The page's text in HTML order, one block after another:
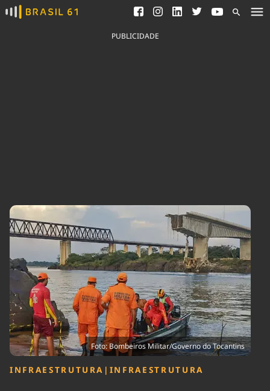
Ver todas as notícias
Saneamento
Indicadores
Agronegócios
Brasil
Ciência &
Tecnologia
Cinema
Comportamento
Cultura
Economia
Educação
Infraestrutura
Internacional
Meio Ambiente
Podcast
Política
Saúde
Tempo
PUBLICIDADE
Foto: Bombeiros Militar/Governo do Tocantins
INFRAESTRUTURA | INFRAESTRUTURA